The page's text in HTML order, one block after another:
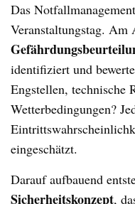
Das
Veranstaltungstag. Am
identifiziert und
Engstellen, technische
Wetterbedingungen?
eingeschätzt.
Darauf aufbauend
Sicherheitskonzept,